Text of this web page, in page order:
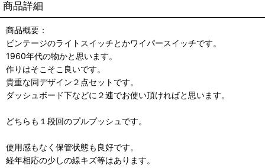
商品詳細
商品概要：
ビンテージのライトスイッチとかワイパースイッチです。
1960年代の物かと思います。
作りはそこそこ良いです。
貴重な同デザイン２点セットです。
ダッシュボード下などに２連でお使い頂ければと思います。
どちらも１段回のプルプッシュです。
使用感もなく保管状態も良好です。
経年相応の少しの線キズ等はあります。